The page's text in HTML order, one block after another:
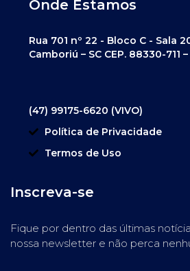
Onde Estamos
Rua 701 nº 22 - Bloco C - Sala
Camboriú – SC CEP. 88330-711
(47) 99175-6620 (VIVO)
Política de Privacidade
Termos de Uso
Inscreva-se
Fique por dentro das últimas
nossa newsletter e não perca